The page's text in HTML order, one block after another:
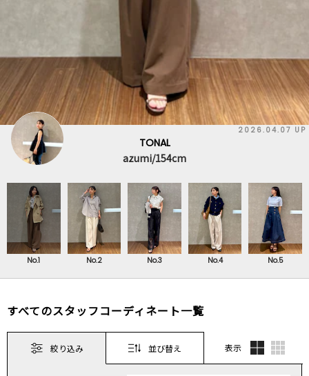
2026.03.27 UP
TONAL
azumi/154cm
No.1 No.2 No.3 No.4 No.5
すべてのスタッフコーディネート一覧
絞り込み 並び替え 表示